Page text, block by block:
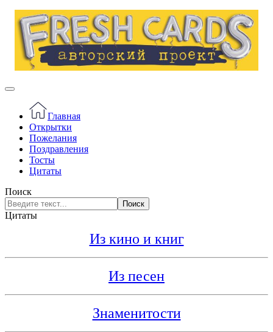
Главная
Открытки
Пожелания
Поздравления
Тосты
Цитаты
Поиск
Поиск
Цитаты
Из кино и книг
Из песен
Знаменитости